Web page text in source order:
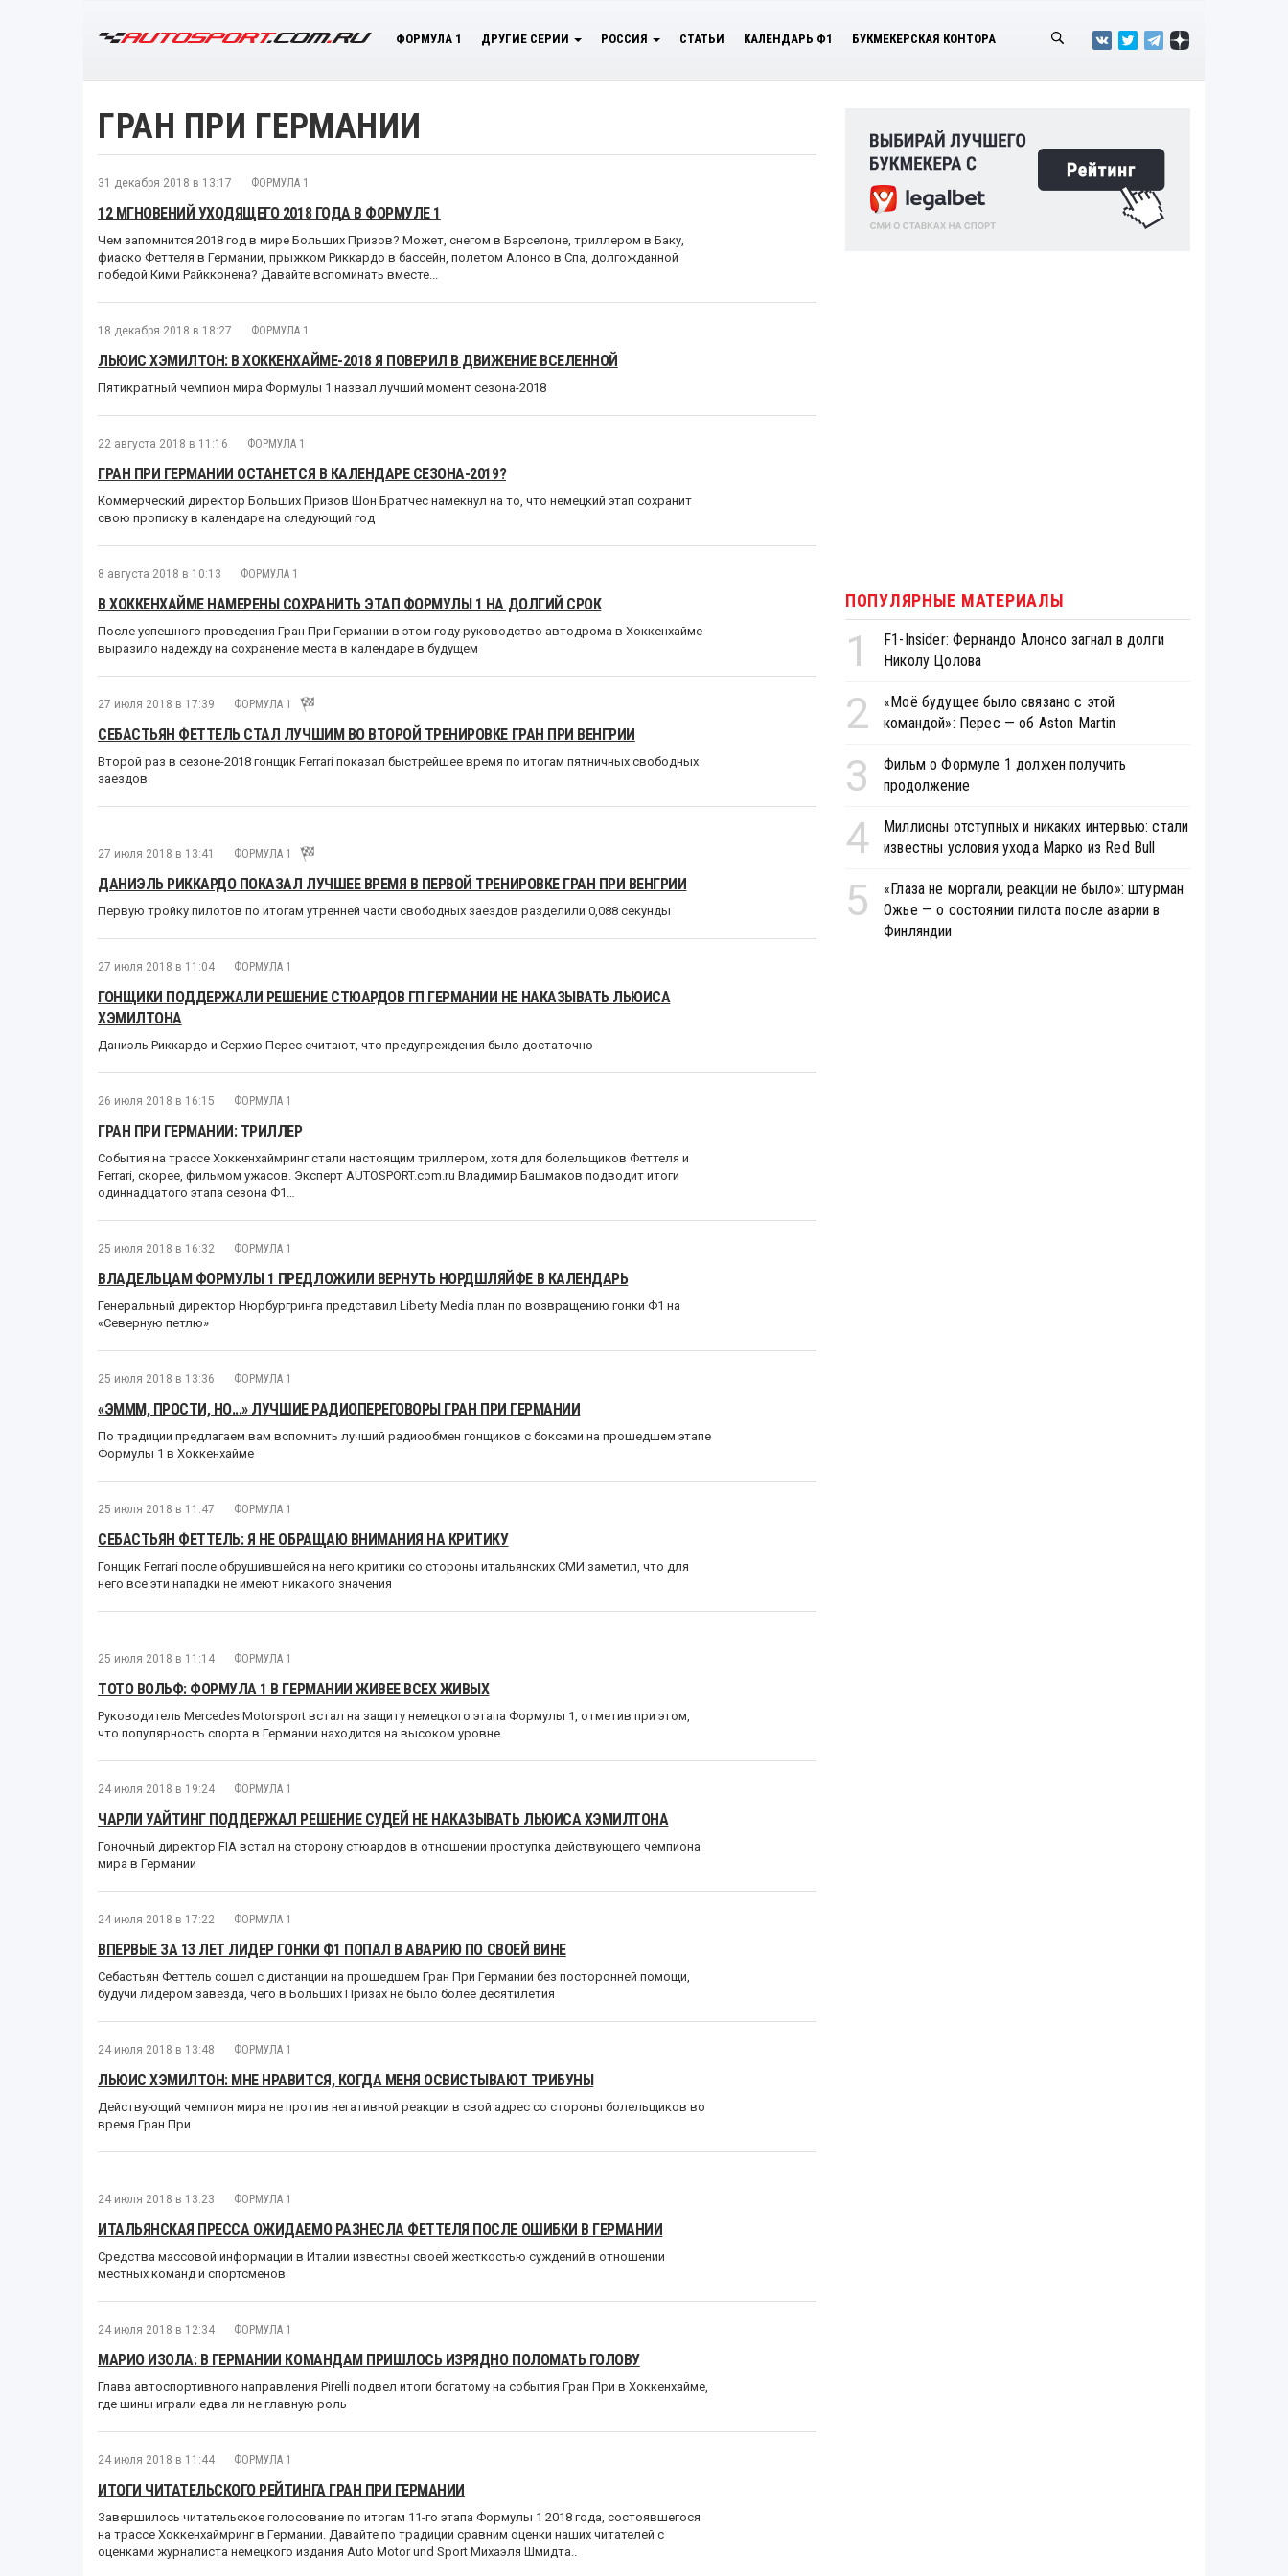
ФОРМУЛА 1 ДРУГИЕ СЕРИИ РОССИЯ СТАТЬИ КАЛЕНДАРЬ Ф1 БУКМЕКЕРСКАЯ КОНТОРА
ГРАН ПРИ ГЕРМАНИИ
31 декабря 2018 в 13:17 ФОРМУЛА 1
12 МГНОВЕНИЙ УХОДЯЩЕГО 2018 ГОДА В ФОРМУЛЕ 1
Чем запомнится 2018 год в мире Больших Призов? Может, снегом в Барселоне, триллером в Баку,
фиаско Феттеля в Германии, прыжком Риккардо в бассейн, полетом Алонсо в Спа, долгожданной
победой Кими Райкконена? Давайте вспоминать вместе...
18 декабря 2018 в 18:27 ФОРМУЛА 1
ЛЬЮИС ХЭМИЛТОН: В ХОККЕНХАЙМЕ-2018 Я ПОВЕРИЛ В ДВИЖЕНИЕ ВСЕЛЕННОЙ
Пятикратный чемпион мира Формулы 1 назвал лучший момент сезона-2018
22 августа 2018 в 11:16 ФОРМУЛА 1
ГРАН ПРИ ГЕРМАНИИ ОСТАНЕТСЯ В КАЛЕНДАРЕ СЕЗОНА-2019?
Коммерческий директор Больших Призов Шон Братчес намекнул на то, что немецкий этап сохранит
свою прописку в календаре на следующий год
8 августа 2018 в 10:13 ФОРМУЛА 1
В ХОККЕНХАЙМЕ НАМЕРЕНЫ СОХРАНИТЬ ЭТАП ФОРМУЛЫ 1 НА ДОЛГИЙ СРОК
После успешного проведения Гран При Германии в этом году руководство автодрома в Хоккенхайме
выразило надежду на сохранение места в календаре в будущем
27 июля 2018 в 17:39 ФОРМУЛА 1
СЕБАСТЬЯН ФЕТТЕЛЬ СТАЛ ЛУЧШИМ ВО ВТОРОЙ ТРЕНИРОВКЕ ГРАН ПРИ ВЕНГРИИ
Второй раз в сезоне-2018 гонщик Ferrari показал быстрейшее время по итогам пятничных свободных
заездов
27 июля 2018 в 13:41 ФОРМУЛА 1
ДАНИЭЛЬ РИККАРДО ПОКАЗАЛ ЛУЧШЕЕ ВРЕМЯ В ПЕРВОЙ ТРЕНИРОВКЕ ГРАН ПРИ ВЕНГРИИ
Первую тройку пилотов по итогам утренней части свободных заездов разделили 0,088 секунды
27 июля 2018 в 11:04 ФОРМУЛА 1
ГОНЩИКИ ПОДДЕРЖАЛИ РЕШЕНИЕ СТЮАРДОВ ГП ГЕРМАНИИ НЕ НАКАЗЫВАТЬ ЛЬЮИСА
ХЭМИЛТОНА
Даниэль Риккардо и Серхио Перес считают, что предупреждения было достаточно
26 июля 2018 в 16:15 ФОРМУЛА 1
ГРАН ПРИ ГЕРМАНИИ: ТРИЛЛЕР
События на трассе Хоккенхаймринг стали настоящим триллером, хотя для болельщиков Феттеля и
Ferrari, скорее, фильмом ужасов. Эксперт AUTOSPORT.com.ru Владимир Башмаков подводит итоги
одиннадцатого этапа сезона Ф1…
25 июля 2018 в 16:32 ФОРМУЛА 1
ВЛАДЕЛЬЦАМ ФОРМУЛЫ 1 ПРЕДЛОЖИЛИ ВЕРНУТЬ НОРДШЛЯЙФЕ В КАЛЕНДАРЬ
Генеральный директор Нюрбургринга представил Liberty Media план по возвращению гонки Ф1 на
«Северную петлю»
25 июля 2018 в 13:36 ФОРМУЛА 1
«ЭМММ, ПРОСТИ, НО...» ЛУЧШИЕ РАДИОПЕРЕГОВОРЫ ГРАН ПРИ ГЕРМАНИИ
По традиции предлагаем вам вспомнить лучший радиообмен гонщиков с боксами на прошедшем этапе
Формулы 1 в Хоккенхайме
25 июля 2018 в 11:47 ФОРМУЛА 1
СЕБАСТЬЯН ФЕТТЕЛЬ: Я НЕ ОБРАЩАЮ ВНИМАНИЯ НА КРИТИКУ
Гонщик Ferrari после обрушившейся на него критики со стороны итальянских СМИ заметил, что для
него все эти нападки не имеют никакого значения
25 июля 2018 в 11:14 ФОРМУЛА 1
ТОТО ВОЛЬФ: ФОРМУЛА 1 В ГЕРМАНИИ ЖИВЕЕ ВСЕХ ЖИВЫХ
Руководитель Mercedes Motorsport встал на защиту немецкого этапа Формулы 1, отметив при этом,
что популярность спорта в Германии находится на высоком уровне
24 июля 2018 в 19:24 ФОРМУЛА 1
ЧАРЛИ УАЙТИНГ ПОДДЕРЖАЛ РЕШЕНИЕ СУДЕЙ НЕ НАКАЗЫВАТЬ ЛЬЮИСА ХЭМИЛТОНА
Гоночный директор FIA встал на сторону стюардов в отношении проступка действующего чемпиона
мира в Германии
24 июля 2018 в 17:22 ФОРМУЛА 1
ВПЕРВЫЕ ЗА 13 ЛЕТ ЛИДЕР ГОНКИ Ф1 ПОПАЛ В АВАРИЮ ПО СВОЕЙ ВИНЕ
Себастьян Феттель сошел с дистанции на прошедшем Гран При Германии без посторонней помощи,
будучи лидером завезда, чего в Больших Призах не было более десятилетия
24 июля 2018 в 13:48 ФОРМУЛА 1
ЛЬЮИС ХЭМИЛТОН: МНЕ НРАВИТСЯ, КОГДА МЕНЯ ОСВИСТЫВАЮТ ТРИБУНЫ
Действующий чемпион мира не против негативной реакции в свой адрес со стороны болельщиков во
время Гран При
24 июля 2018 в 13:23 ФОРМУЛА 1
ИТАЛЬЯНСКАЯ ПРЕССА ОЖИДАЕМО РАЗНЕСЛА ФЕТТЕЛЯ ПОСЛЕ ОШИБКИ В ГЕРМАНИИ
Средства массовой информации в Италии известны своей жесткостью суждений в отношении
местных команд и спортсменов
24 июля 2018 в 12:34 ФОРМУЛА 1
МАРИО ИЗОЛА: В ГЕРМАНИИ КОМАНДАМ ПРИШЛОСЬ ИЗРЯДНО ПОЛОМАТЬ ГОЛОВУ
Глава автоспортивного направления Pirelli подвел итоги богатому на события Гран При в Хоккенхайме,
где шины играли едва ли не главную роль
24 июля 2018 в 11:44 ФОРМУЛА 1
ИТОГИ ЧИТАТЕЛЬСКОГО РЕЙТИНГА ГРАН ПРИ ГЕРМАНИИ
Завершилось читательское голосование по итогам 11-го этапа Формулы 1 2018 года, состоявшегося
на трассе Хоккенхаймринг в Германии. Давайте по традиции сравним оценки наших читателей с
оценками журналиста немецкого издания Auto Motor und Sport Михаэля Шмидта..
ПОПУЛЯРНЫЕ МАТЕРИАЛЫ
1
F1-Insider: Фернандо Алонсо загнал в долги
Николу Цолова
2
«Моё будущее было связано с этой
командой»: Перес — об Aston Martin
3
Фильм о Формуле 1 должен получить
продолжение
4
Миллионы отступных и никаких интервью: стали
известны условия ухода Марко из Red Bull
5
«Глаза не моргали, реакции не было»: штурман
Ожье — о состоянии пилота после аварии в
Финляндии